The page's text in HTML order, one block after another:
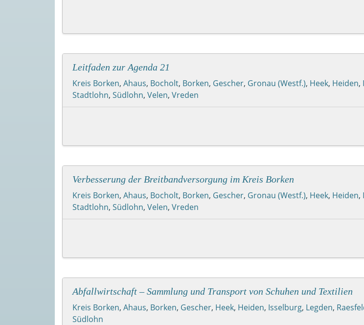
Leitfaden zur Agenda 21
Kreis Borken, Ahaus, Bocholt, Borken, Gescher, Gronau (Westf.), Heek, Heiden,
Stadtlohn, Südlohn, Velen, Vreden
Verbesserung der Breitbandversorgung im Kreis Borken
Kreis Borken, Ahaus, Bocholt, Borken, Gescher, Gronau (Westf.), Heek, Heiden,
Stadtlohn, Südlohn, Velen, Vreden
Abfallwirtschaft – Sammlung und Transport von Schuhen und Textilien
Kreis Borken, Ahaus, Borken, Gescher, Heek, Heiden, Isselburg, Legden,
Südlohn